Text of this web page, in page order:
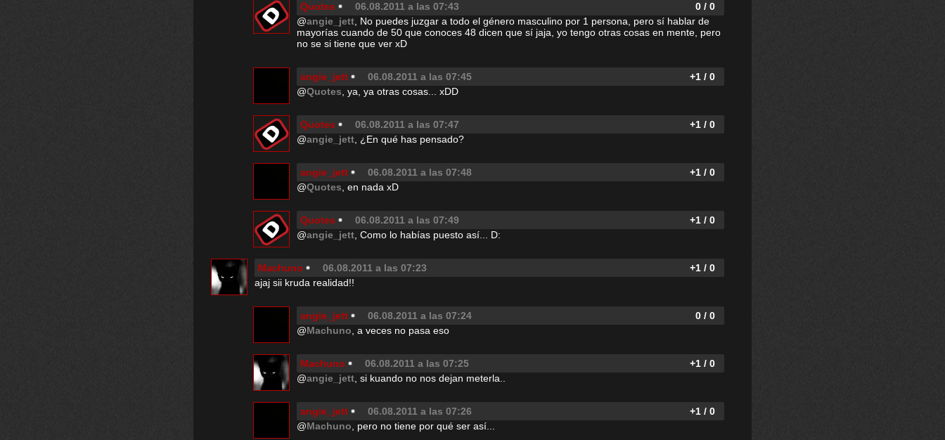
Quotes 06.08.2011 a las 07:43
0 / 0
@angie_jett , No puedes juzgar a todo el género masculino por 1 persona, pero sí hablar de
mayorías cuando de 50 que conoces 48 dicen que sí jaja, yo tengo otras cosas en mente, pero
no se si tiene que ver xD
angie_jett 06.08.2011 a las 07:45
+1 / 0
@Quotes , ya, ya otras cosas... xDD
Quotes 06.08.2011 a las 07:47
+1 / 0
@angie_jett , ¿En qué has pensado?
angie_jett 06.08.2011 a las 07:48
+1 / 0
@Quotes , en nada xD
Quotes 06.08.2011 a las 07:49
+1 / 0
@angie_jett , Como lo habías puesto así... D:
Machuno 06.08.2011 a las 07:23
+1 / 0
ajaj sii kruda realidad!!
angie_jett 06.08.2011 a las 07:24
0 / 0
@Machuno , a veces no pasa eso
Machuno 06.08.2011 a las 07:25
+1 / 0
@angie_jett , si kuando no nos dejan meterla..
angie_jett 06.08.2011 a las 07:26
+1 / 0
@Machuno , pero no tiene por qué ser así...